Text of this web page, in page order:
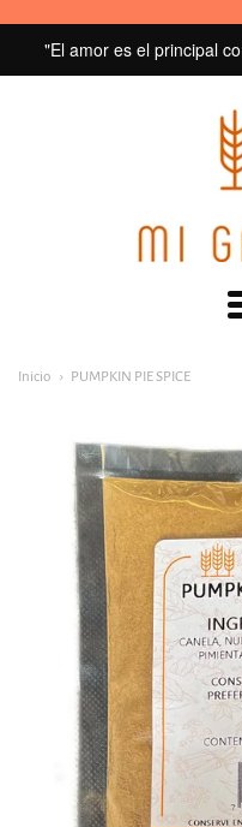
"El amor es el principal
Menú
principal
Inicio PUMPKIN PIE SPICE